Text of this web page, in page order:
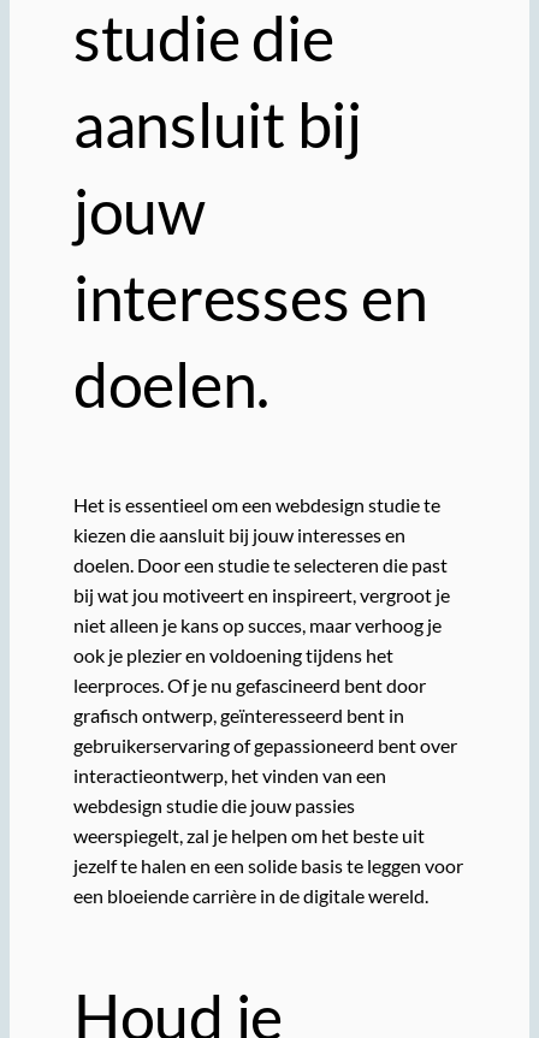
studie die
aansluit bij
jouw
interesses en
doelen.
Het is essentieel om een webdesign studie te
kiezen die aansluit bij jouw interesses en
doelen. Door een studie te selecteren die past
bij wat jou motiveert en inspireert, vergroot je
niet alleen je kans op succes, maar verhoog je
ook je plezier en voldoening tijdens het
leerproces. Of je nu gefascineerd bent door
grafisch ontwerp, geïnteresseerd bent in
gebruikerservaring of gepassioneerd bent over
interactieontwerp, het vinden van een
webdesign studie die jouw passies
weerspiegelt, zal je helpen om het beste uit
jezelf te halen en een solide basis te leggen voor
een bloeiende carrière in de digitale wereld.
Houd je